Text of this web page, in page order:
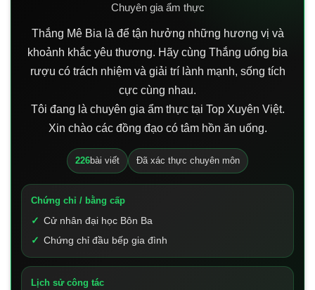
Chuyên gia ẩm thực
Thắng Mê Bia là để tận hưởng những hương vị và
khoảnh khắc yêu thương. Hãy cùng Thắng uống bia
rượu có trách nhiệm và giải trí lành mạnh, sống tích
cực cùng nhau.
Tôi đang là chuyên gia ẩm thực tại Top Xuyên Việt.
Xin chào các đồng đạo có tâm hồn ăn uống.
226bài viết Đã xác thực chuyên môn
Chứng chỉ / bằng cấp
Cử nhân đại học Bôn Ba
Chứng chỉ đầu bếp gia đình
Lịch sử công tác